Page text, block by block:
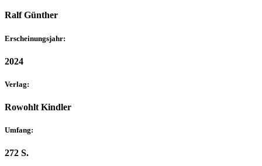
Ralf Günther
Erscheinungsjahr:
2024
Verlag:
Rowohlt Kindler
Umfang:
272 S.